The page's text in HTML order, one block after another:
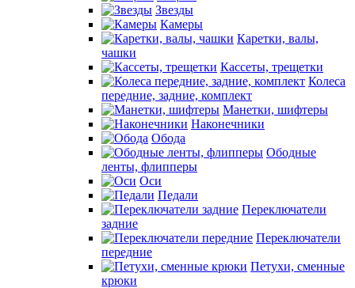
Звезды
Камеры
Каретки, валы,
чашки
Кассеты, трещетки
Колеса
передние, задние, комплект
Манетки, шифтеры
Наконечники
Обода
Ободные
ленты, флипперы
Оси
Педали
Переключатели
задние
Переключатели
передние
Петухи, сменные
крюки